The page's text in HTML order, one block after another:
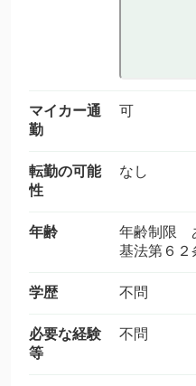
マイカー通
勤
可
転勤の可能
性
なし
年齢
年齢制限
基法第６２
学歴 不問
必要な経験
等
不問